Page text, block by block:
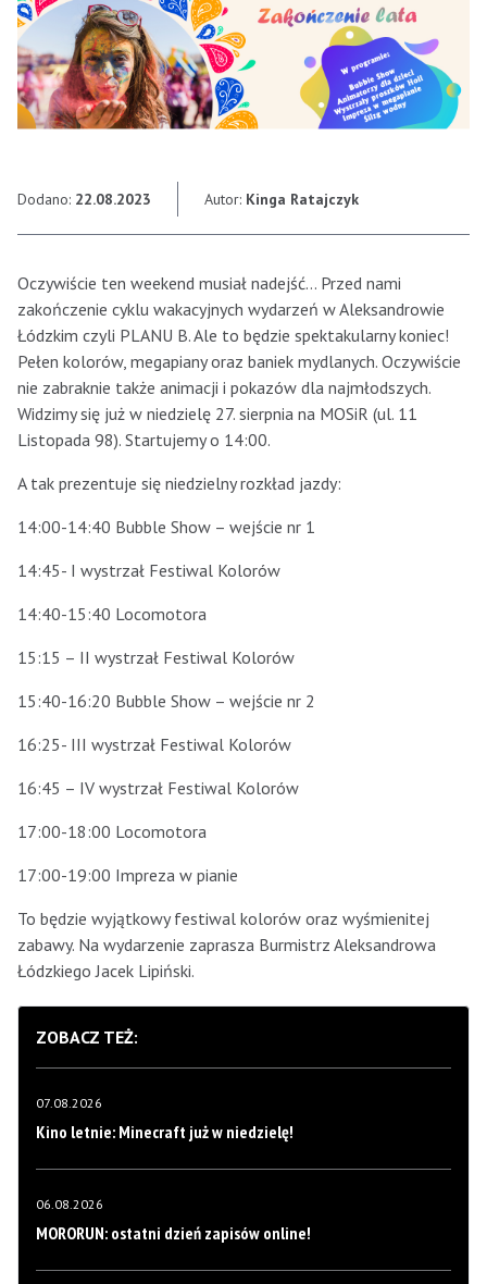
Dodano: 22.08.2023 Autor: Kinga Ratajczyk
Oczywiście ten weekend musiał nadejść… Przed nami
zakończenie cyklu wakacyjnych wydarzeń w Aleksandrowie
Łódzkim czyli PLANU B. Ale to będzie spektakularny koniec!
Pełen kolorów, megapiany oraz baniek mydlanych. Oczywiście
nie zabraknie także animacji i pokazów dla najmłodszych.
Widzimy się już w niedzielę 27. sierpnia na MOSiR (ul. 11
Listopada 98). Startujemy o 14:00.
A tak prezentuje się niedzielny rozkład jazdy:
14:00-14:40 Bubble Show – wejście nr 1
14:45- I wystrzał Festiwal Kolorów
14:40-15:40 Locomotora
15:15 – II wystrzał Festiwal Kolorów
15:40-16:20 Bubble Show – wejście nr 2
16:25- III wystrzał Festiwal Kolorów
16:45 – IV wystrzał Festiwal Kolorów
17:00-18:00 Locomotora
17:00-19:00 Impreza w pianie
To będzie wyjątkowy festiwal kolorów oraz wyśmienitej
zabawy. Na wydarzenie zaprasza Burmistrz Aleksandrowa
Łódzkiego Jacek Lipiński.
ZOBACZ TEŻ:
07.08.2026
Kino letnie: Minecraft już w niedzielę!
06.08.2026
MORORUN: ostatni dzień zapisów online!